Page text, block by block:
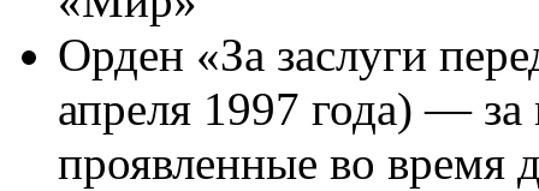
Орден «За заслуги
апреля 1997 года) —
проявленные во время